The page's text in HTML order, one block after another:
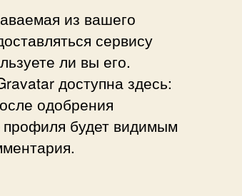
из вашего
сервису
ли вы его.
доступна здесь:
одобрения
будет видимым